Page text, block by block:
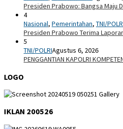
Presiden Prabowo: Bangsa Maju
4
Nasional, Pemerintahan, TNI/
Presiden Prabowo Terima
5
TNI/POLRIAgustus 6, 2026
PENGGANTIAN KAPOLRI
LOGO
IKLAN 200526